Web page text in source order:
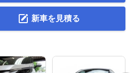
新車を見積る